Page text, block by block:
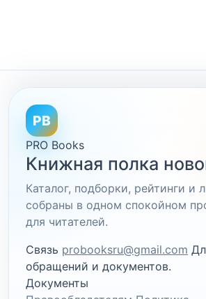
PB
PRO Books
Книжная полка
Каталог, подборки, рейтинги и
собраны в одном спокойном
для читателей.
Связь probooksru@gmail.com
обращений и документов.
Документы